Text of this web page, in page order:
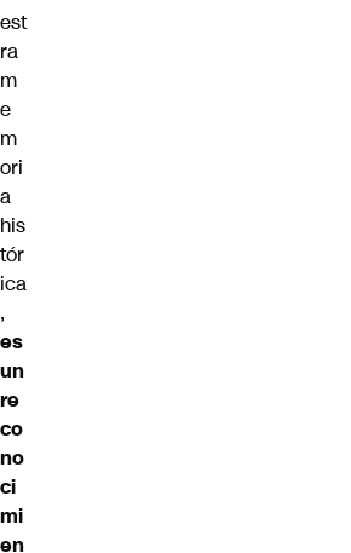
est
ra
m
e
m
ori
a
his
tór
ica
,
es
un
re
co
no
ci
mi
en